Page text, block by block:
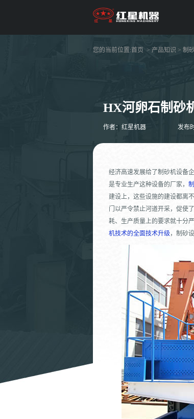
您的当前位置:首页 > 产品知识 > 制
HX河卵石制砂
作者：红星机器 发布
经济高速发展给了制砂机设备
是专业生产这种设备的厂家，
建设上，这些设施的建设都离
门以严令禁止河道开采，促使
耗、生产质量上的要求就十分
机技术的全面技术升级 ，制砂